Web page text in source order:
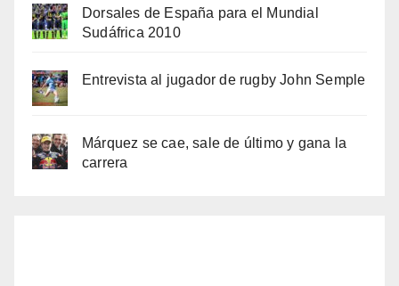
Dorsales de España para el Mundial
Sudáfrica 2010
Entrevista al jugador de rugby John Semple
Márquez se cae, sale de último y gana la
carrera